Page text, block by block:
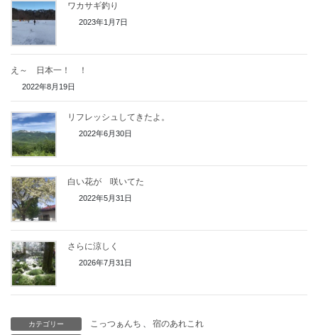
ワカサギ釣り
2023年1月7日
え～ 日本一！ ！
2022年8月19日
リフレッシュしてきたよ。
2022年6月30日
白い花が 咲いてた
2022年5月31日
さらに涼しく
2026年7月31日
カテゴリー こっつぁんち 、 宿のあれこれ